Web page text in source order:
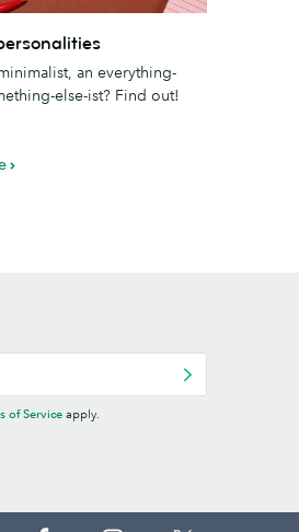
an everything-
else-ist? Find out!
of Service apply.